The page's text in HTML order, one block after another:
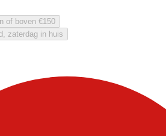
of boven €150
zaterdag in huis